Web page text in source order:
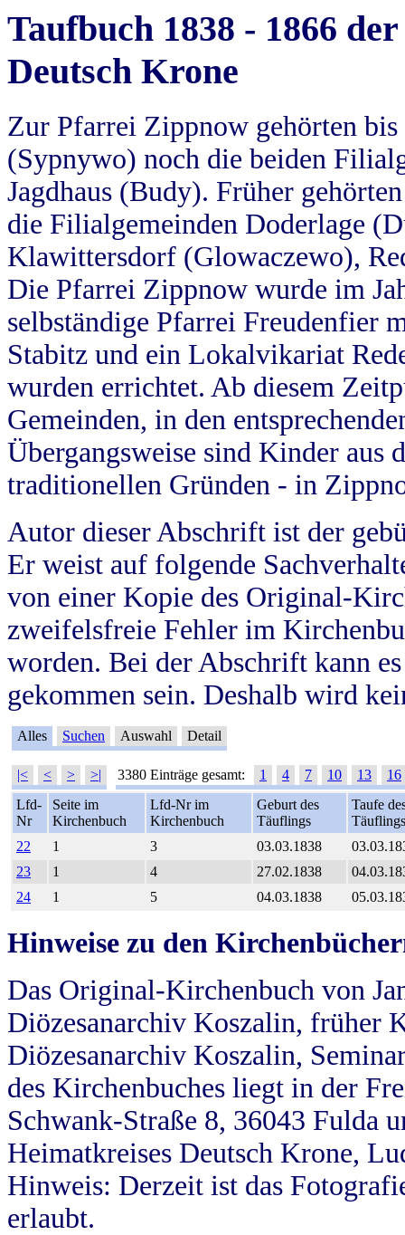
Taufbuch 1838 - 1866
Deutsch Krone
Zur Pfarrei Zippnow gehörten
(Sypnywo) noch die beiden
Jagdhaus (Budy). Früher
die Filialgemeinden Doderlage
Klawittersdorf (Glowaczewo),
Die Pfarrei Zippnow wurde im
selbständige Pfarrei Freudenfier
Stabitz und ein Lokalvikariat
wurden errichtet. Ab diesem
Gemeinden, in den
Übergangsweise sind Kinder aus
traditionellen Gründen - in
Autor dieser Abschrift ist der
Er weist auf folgende
von einer Kopie des Original-
zweifelsfreie Fehler im
worden. Bei der Abschrift kann
gekommen sein. Deshalb wird
Alles Suchen Auswahl Detail
|< < > >| 3380 Einträge gesamt: 1 4 7 10 13
16
Lfd-
Nr
Seite im
Kirchenbuch
Lfd-Nr im
Kirchenbuch
Geburt des
Täuflings
Taufe
Täuflings
22
1 3 03.03.1838
23
1 4 27.02.1838
24
1 5 04.03.1838
Hinweise zu den
Das Original-Kirchenbuch von
Diözesanarchiv Koszalin, früher
Diözesanarchiv Koszalin,
des Kirchenbuches liegt in der
Schwank-Straße 8, 36043 Fulda
Heimatkreises Deutsch Krone,
Hinweis: Derzeit ist das
erlaubt.